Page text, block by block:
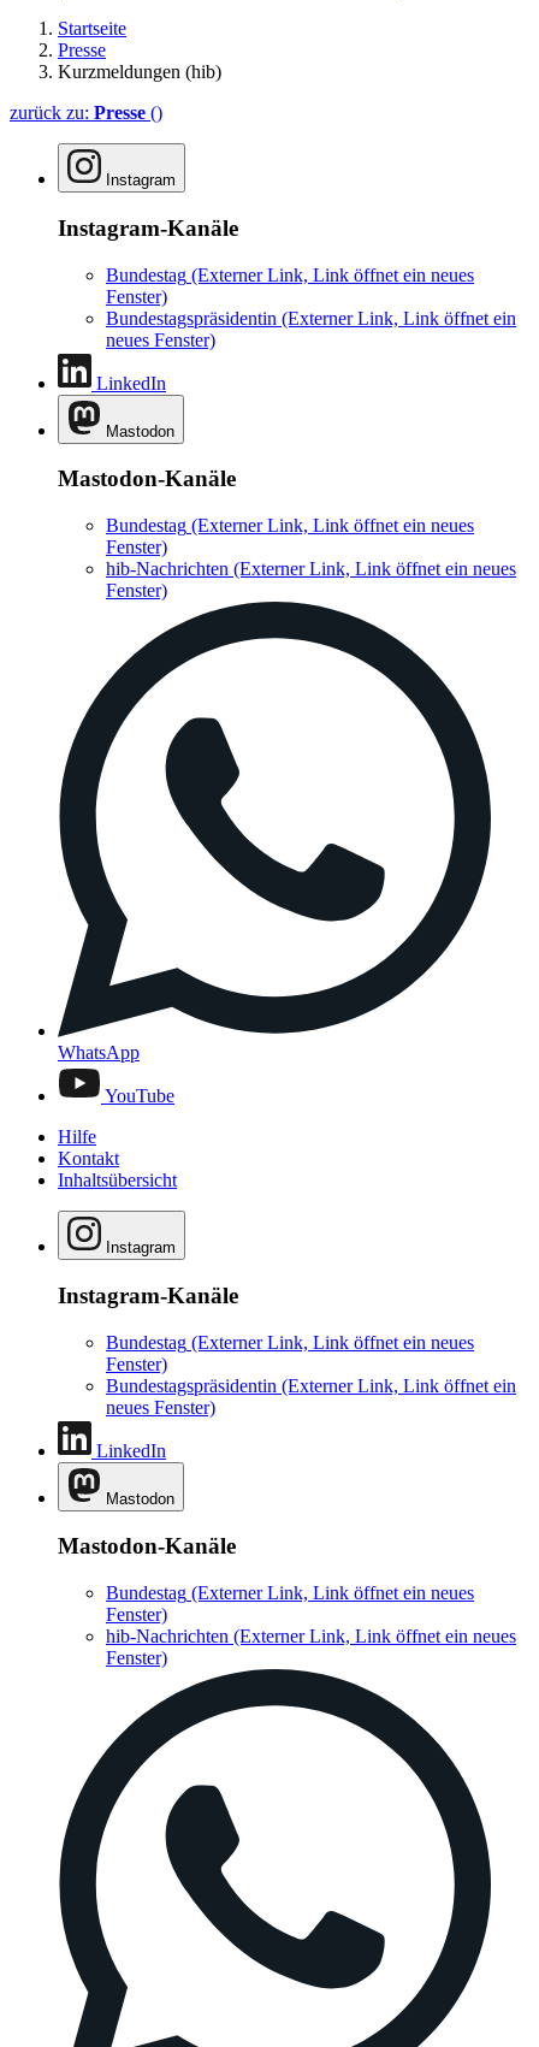
Startseite
Presse
Kurzmeldungen (hib)
zurück zu: Presse ()
Instagram
Instagram-Kanäle
Bundestag (Externer Link, Link öffnet ein neues
Fenster)
Bundestagspräsidentin (Externer Link, Link öffnet ein
neues Fenster)
LinkedIn
Mastodon
Mastodon-Kanäle
Bundestag (Externer Link, Link öffnet ein neues
Fenster)
hib-Nachrichten (Externer Link, Link öffnet ein neues
Fenster)
WhatsApp
YouTube
Hilfe
Kontakt
Inhaltsübersicht
Instagram
Instagram-Kanäle
Bundestag (Externer Link, Link öffnet ein neues
Fenster)
Bundestagspräsidentin (Externer Link, Link öffnet ein
neues Fenster)
LinkedIn
Mastodon
Mastodon-Kanäle
Bundestag (Externer Link, Link öffnet ein neues
Fenster)
hib-Nachrichten (Externer Link, Link öffnet ein neues
Fenster)